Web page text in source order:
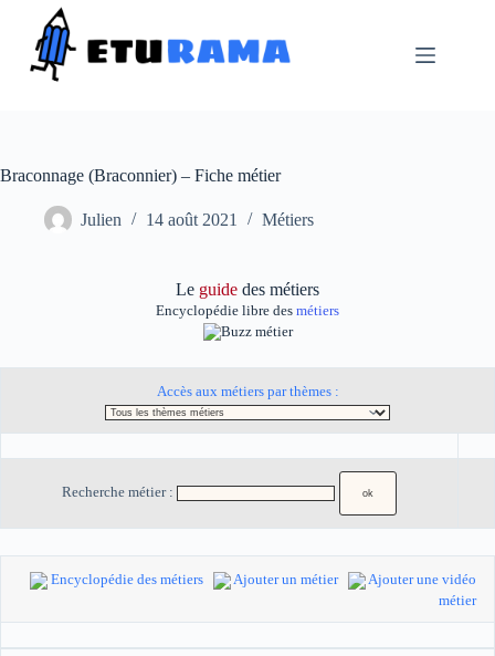
contenu
Braconnage (Braconnier) – Fiche métier
Julien 14 août 2021 Métiers
Le guide des métiers
Encyclopédie libre des métiers
Accès aux métiers par thèmes :
Recherche métier :
Encyclopédie des métiers Ajouter un métier
Ajouter une vidéo
métier